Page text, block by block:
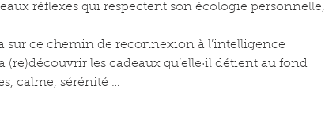
réflexes qui respectent son écologie personnelle,
ce chemin de reconnexion à l’intelligence
les cadeaux qu’elle·il détient au fond
calme, sérénité …